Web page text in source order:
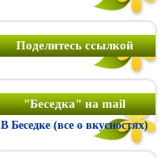
Поделитесь ссылкой
"Беседка" на mail
В Беседке (все о вкусностях)